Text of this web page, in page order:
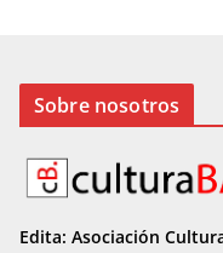
Sobre nosotros
Edita: Asociación